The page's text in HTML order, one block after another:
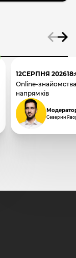
12СЕРПНЯ 2026
Online-
напрямків
Северин